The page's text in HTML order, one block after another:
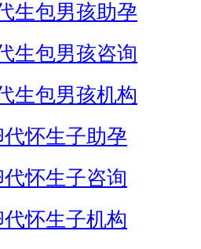
生包男孩助孕
生包男孩咨询
生包男孩机构
怀生子助孕
怀生子咨询
怀生子机构